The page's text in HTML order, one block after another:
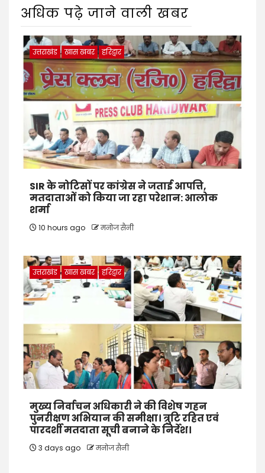
अधिक पढ़े जाने वाली खबर
उत्तराखंड खास खबर हरिद्वार
SIR के नोटिसों पर कांग्रेस ने जताई आपत्ति,
मतदाताओं को किया जा रहा परेशान: आलोक
शर्मा
10 hours ago मनोज सैनी
उत्तराखंड खास खबर हरिद्वार
मुख्य निर्वाचन अधिकारी ने की विशेष गहन
पुनरीक्षण अभियान की समीक्षा। त्रुटि रहित एवं
पारदर्शी मतदाता सूची बनाने के निर्देश।
3 days ago मनोज सैनी